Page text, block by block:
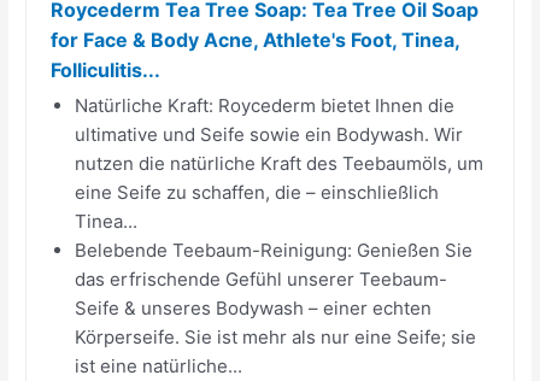
Roycederm Tea Tree Soap: Tea Tree Oil Soap
for Face & Body Acne, Athlete's Foot, Tinea,
Folliculitis...
Natürliche Kraft: Roycederm bietet Ihnen die
ultimative und Seife sowie ein Bodywash. Wir
nutzen die natürliche Kraft des Teebaumöls, um
eine Seife zu schaffen, die – einschließlich
Tinea...
Belebende Teebaum-Reinigung: Genießen Sie
das erfrischende Gefühl unserer Teebaum-
Seife & unseres Bodywash – einer echten
Körperseife. Sie ist mehr als nur eine Seife; sie
ist eine natürliche...